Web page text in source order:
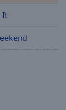
It